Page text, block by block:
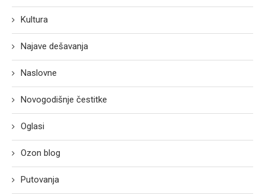
Kultura
Najave dešavanja
Naslovne
Novogodišnje čestitke
Oglasi
Ozon blog
Putovanja